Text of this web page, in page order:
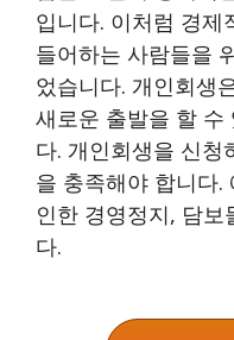
입니다. 이처럼 경제
들어하는 사람들을
었습니다. 개인회생
새로운 출발을 할 수
다. 개인회생을 신청
을 충족해야 합니다.
인한 경영정지, 담
다.